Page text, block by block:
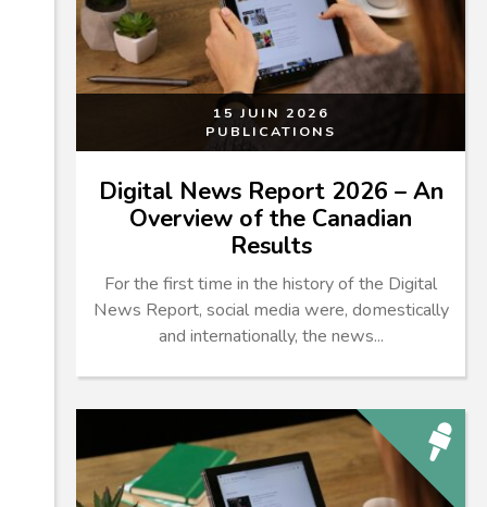
15 JUIN 2026
PUBLICATIONS
Digital News Report 2026 – An
Overview of the Canadian
Results
For the first time in the history of the Digital
News Report, social media were, domestically
and internationally, the news...